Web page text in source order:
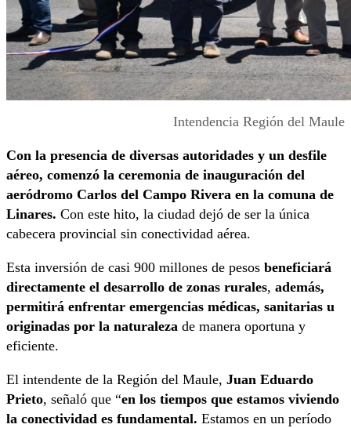
Intendencia Región del Maule
Con la presencia de diversas autoridades y un desfile
aéreo, comenzó la ceremonia de inauguración del
aeródromo Carlos del Campo Rivera en la comuna de
Linares. Con este hito, la ciudad dejó de ser la única
cabecera provincial sin conectividad aérea.
Esta inversión de casi 900 millones de pesos beneficiará
directamente el desarrollo de zonas rurales, además,
permitirá enfrentar emergencias médicas, sanitarias u
originadas por la naturaleza de manera oportuna y
eficiente.
El intendente de la Región del Maule, Juan Eduardo
Prieto, señaló que “en los tiempos que estamos viviendo
la conectividad es fundamental. Estamos en un período